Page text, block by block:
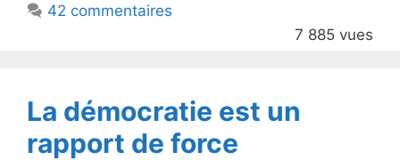
o
42 commentaires
7 885 vues
La démocratie est un
rapport de force